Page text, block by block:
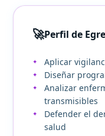
🚀Perfil de
Aplicar
Diseñar
Analizar
transmisibles
Defender el
salud